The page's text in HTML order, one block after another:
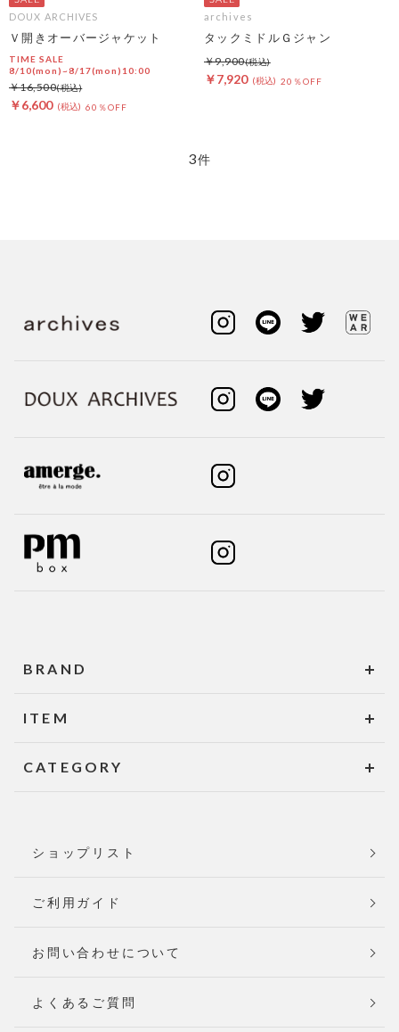
DOUX ARCHIVES
Ｖ開きオーバージャケット
TIME SALE
8/10(mon)~8/17(mon)10:00
￥6,600 60％OFF
￥16,500
archives
タックミドルＧジャン
￥7,920 20％OFF
￥9,900
3件
BRAND
ITEM
CATEGORY
ショップリスト
ご利用ガイド
お問い合わせについて
よくあるご質問